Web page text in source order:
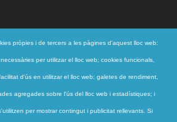
pròpies i de tercers a les pàgines d'aquest lloc web:
per utilitzar el lloc web; cookies funcionals,
d'ús en utilitzar el lloc web; galetes de rendiment,
agregades sobre l'ús del lloc web i estadístiques; i
per mostrar contingut i publicitat rellevants. Si